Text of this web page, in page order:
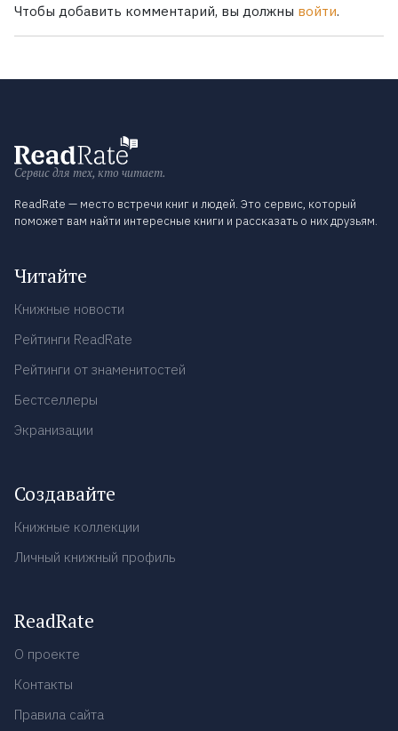
Чтобы добавить комментарий, вы должны войти.
Сервис для тех, кто читает.
ReadRate — место встречи книг и людей. Это сервис, который
поможет вам найти интересные книги и рассказать о них друзьям.
Читайте
Книжные новости
Рейтинги ReadRate
Рейтинги от знаменитостей
Бестселлеры
Экранизации
Создавайте
Книжные коллекции
Личный книжный профиль
ReadRate
О проекте
Контакты
Правила сайта